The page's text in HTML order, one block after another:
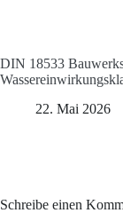
DIN 18533
22. Mai 2026
Schreibe einen